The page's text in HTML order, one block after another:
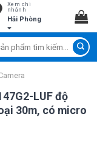
Xem chi
nhánh
Hải Phòng
LUF độ
30m, có micro